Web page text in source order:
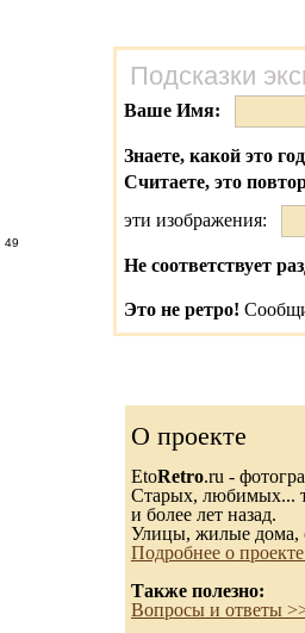
49
Подсказки
Ваше Имя:
Знаете, какой это
Считаете, это
эти изображения:
Не соответствует
Это не ретро!
О проекте
EtoRetro.ru -
Старых, любимых...
и более лет назад.
Улицы, жилые дома,
Подробнее о
Также полезно:
Вопросы и ответы